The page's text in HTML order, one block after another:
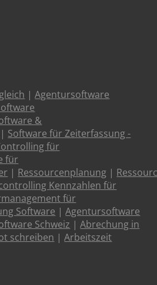
|Agentursoftware
&
| Software für Zeiterfassung -
für
für
| Ressourcenplanung |
Kennzahlen für
für
Software |Agentursoftware
Schweiz |Abrechung in
schreiben |Arbeitszeit